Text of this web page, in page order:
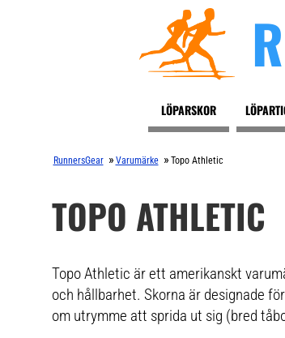
LÖPARSKOR
RunnersGear » Varumärke » Topo Athletic
TOPO ATHLETIC
Topo Athletic är ett amerikanskt
och hållbarhet. Skorna är designade
om utrymme att sprida ut sig (bred